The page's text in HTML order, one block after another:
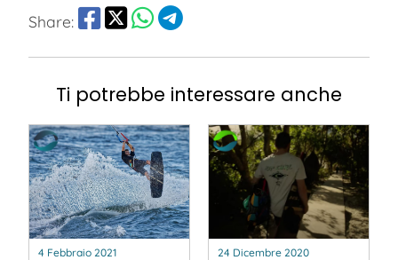
Share:
Ti potrebbe interessare anche
4 Febbraio 2021 24 Dicembre 2020